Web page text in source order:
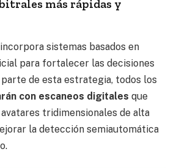
más rápidas y
sistemas basados en
para fortalecer las decisiones
de esta estrategia, todos los
con escaneos digitales que
tridimensionales de alta
la detección semiautomática